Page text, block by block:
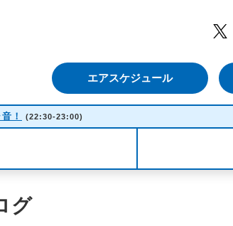
エアスケジュール
！ (22:30-23:00)
グ